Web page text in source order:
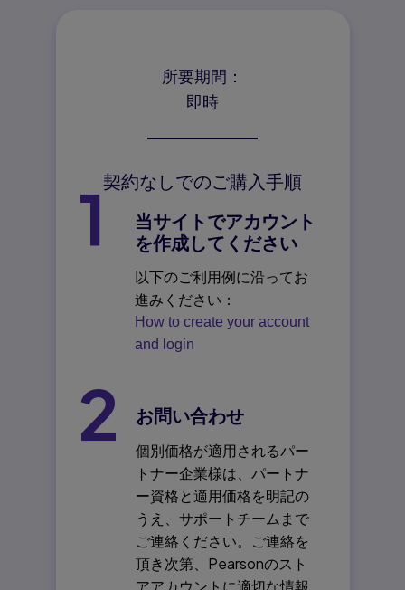
所要期間：
即時
契約なしでのご購入手順
1
当サイトでアカウント
を作成してください
以下のご利用例に沿ってお
進みください：
How to create your account
and login
2 お問い合わせ
個別価格が適用されるパー
トナー企業様は、パートナ
ー資格と適用価格を明記の
うえ、サポートチームまで
ご連絡ください。ご連絡を
頂き次第、Pearsonのスト
アアカウントに適切な情報